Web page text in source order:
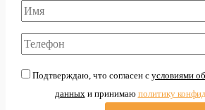
Подтверждаю, что согласен с условиями
данныхи принимаю политику